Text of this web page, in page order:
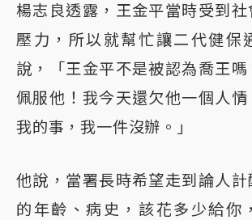
楊志良透露，王金平當時受到
壓力，所以就幫忙讓二代健保
說，「王金平不是被認為喬王
佩服他！我今天還欠他一個人
我的事，我一件沒辦。」
他說，當署長時希望走到論人
的年齡、病史，該花多少給你